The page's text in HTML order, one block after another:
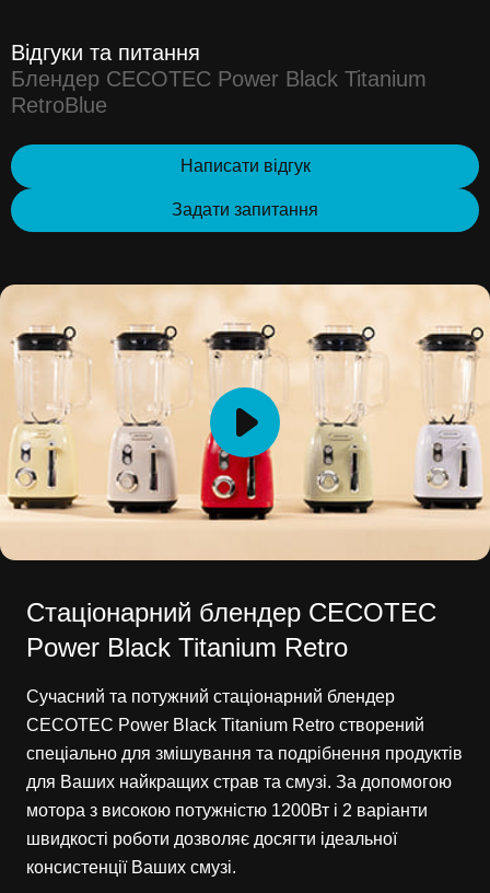
Відгуки та питання
Блендер CECOTEC Power Black Titanium
RetroBlue
Написати відгук
Задати запитання
Стаціонарний блендер CECOTEC
Power Black Titanium Retro
Сучасний та потужний стаціонарний блендер
CECOTEC Power Black Titanium Retro створений
спеціально для змішування та подрібнення продуктів
для Ваших найкращих страв та смузі. За допомогою
мотора з високою потужністю 1200Вт і 2 варіанти
швидкості роботи дозволяє досягти ідеальної
консистенції Ваших смузі.